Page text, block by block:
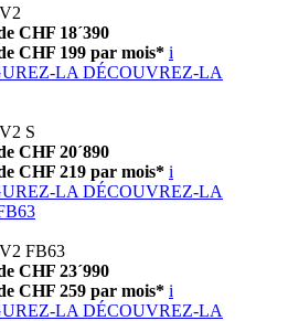
CHF 18´390
CHF 199 par mois* i
LA DÉCOUVREZ-LA
S
CHF 20´890
CHF 219 par mois* i
LA DÉCOUVREZ-LA
FB63
CHF 23´990
CHF 259 par mois* i
LA DÉCOUVREZ-LA